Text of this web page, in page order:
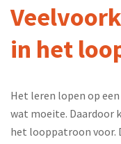
in het
Het leren lopen op
wat moeite. Daardoor
het looppatroon voor.